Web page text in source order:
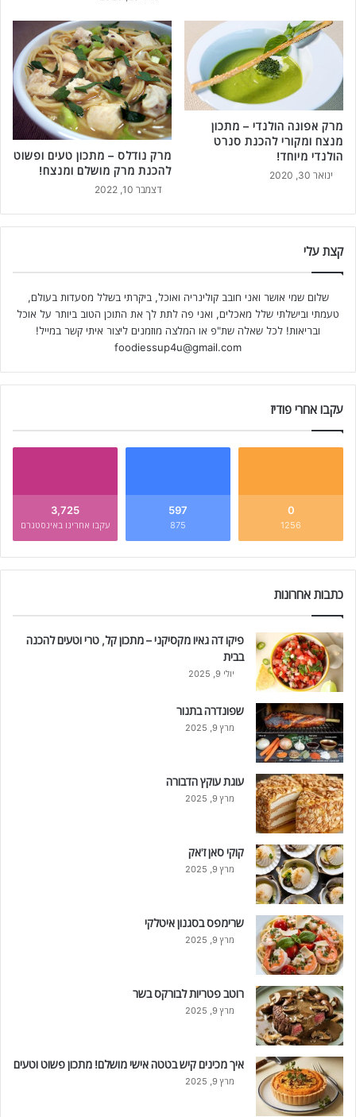
מרק אפונה הולנדי – מתכון
מנצח ומקורי להכנת סנרט
הולנדי מיוחד!
ינואר 30, 2020
מרק נודלס – מתכון טעים ופשוט
להכנת מרק מושלם ומנצח!
דצמבר 10, 2022
קצת עלי
שלום שמי אושר ואני חובב קולינריה ואוכל, ביקרתי בשלל מסעדות בעולם,
טעמתי ובישלתי שלל מאכלים, ואני פה לתת לך את התוכן הטוב ביותר על אוכל
ובריאות! לכל שאלה שת"פ או המלצה מוזמנים ליצור איתי קשר במייל!
foodiessup4u@gmail.com
עקבו אחרי פודיז
0
1256
597
875
3,725
עקבו אחרינו באינסטגרם
כתבות אחרונות
פיקו דה גאיו מקסיקני – מתכון קל, טרי וטעים להכנה
בבית
יולי 9, 2025
שפונדרה בתנור
מרץ 9, 2025
עוגת עוקץ הדבורה
מרץ 9, 2025
קוקי סאן ז'אק
מרץ 9, 2025
שרימפס בסגנון איטלקי
מרץ 9, 2025
רוטב פטריות לבורקס בשר
מרץ 9, 2025
איך מכינים קיש בטטה אישי מושלם! מתכון פשוט וטעים
מרץ 9, 2025